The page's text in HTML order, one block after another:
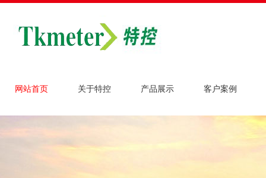
网站首页 关于特控 产品展示 客户案例